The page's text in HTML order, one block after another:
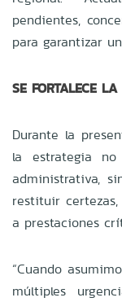
pendientes,
para garantizar
SE FORTALECE
Durante la
la estrategia
administrativa,
restituir
a prestaciones
“Cuando
múltiples